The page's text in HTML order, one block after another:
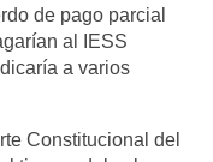
de pago parcial
al IESS
a varios
Constitucional del